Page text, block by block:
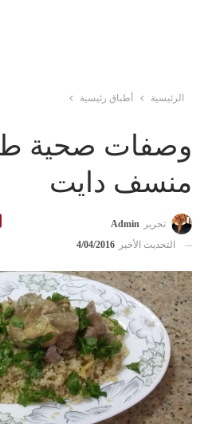
الرئيسية أطباق رئيسية
وصفات صحية
منسف دايت
تحرير
Admin
التحديث الأخير
4/04/2016